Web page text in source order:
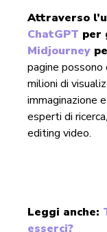
Attraverso
ChatGPT per
Midjourney
pagine
milioni di
immaginazione
esperti di
editing video.
Leggi anche:
esserci?